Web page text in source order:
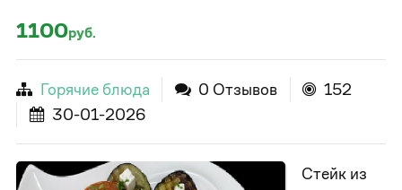
1100руб.
Горячие блюда 0 Отзывов
152
30-01-2026
Стейк из